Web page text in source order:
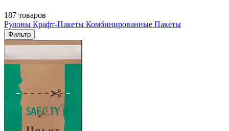
187 товаров
Рулоны Крафт-Пакеты Комбинированные Пакеты
Фильтр